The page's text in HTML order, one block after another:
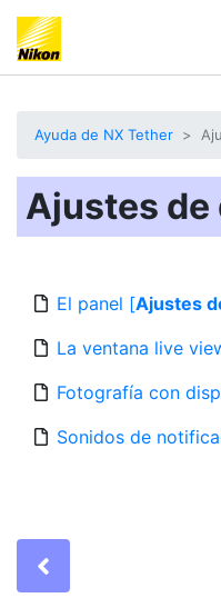
Ayuda de NX Tether
Ajustes de
El panel [Ajustes
La ventana live
Fotografía con
Sonidos de